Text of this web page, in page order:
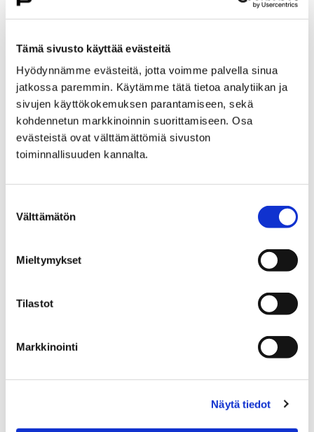
Tämä sivusto käyttää evästeitä
Hyödynnämme evästeitä, jotta voimme palvella sinua
jatkossa paremmin. Käytämme tätä tietoa analytiikan ja
sivujen käyttökokemuksen parantamiseen, sekä
kohdennetun markkinoinnin suorittamiseen. Osa
evästeistä ovat välttämättömiä sivuston
toiminnallisuuden kannalta.
valinta
Välttämätön
Mieltymykset
Tilastot
Markkinointi
Näytä tiedot
Veneily ja venepaikat
Porin kaupungilla on noin 1300 venepaikkaa
keskustan Jokisatamassa sekä Meri-Porin
alueella, yhteensä 20 eri satamassa.
Talvisäilytyspaikkoja on viidessä satamassa.
Varhaiskasvatus ja esiopetus
palveluseteli